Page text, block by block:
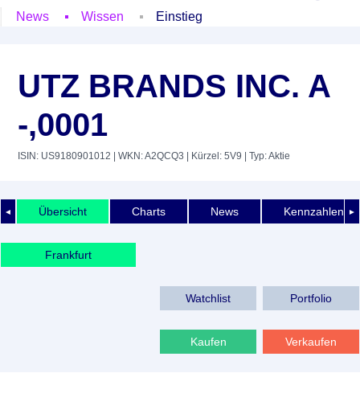
News
Wissen Einstieg
UTZ BRANDS INC. A
-,0001
ISIN: US9180901012 | WKN: A2QCQ3 | Kürzel: 5V9 | Typ: Aktie
◄ ►
Übersicht Charts News Kennzahlen
Frankfurt
Watchlist Portfolio
Kaufen Verkaufen